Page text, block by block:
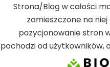
Strona/Blog w całości
zamieszczone na
pozycjonowanie stron
pochodzi od użytkowników,